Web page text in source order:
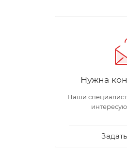
Нужна
Наши